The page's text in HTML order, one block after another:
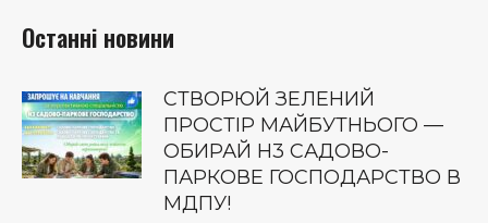
Останні новини
СТВОРЮЙ ЗЕЛЕНИЙ
ПРОСТІР МАЙБУТНЬОГО —
ОБИРАЙ Н3 САДОВО-
ПАРКОВЕ ГОСПОДАРСТВО В
МДПУ!